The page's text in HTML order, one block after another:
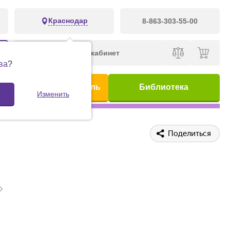
Краснодар 8-863-303-55-00
?
Изменить
Личный кабинет
Предметный указатель Библиотека
Поделиться